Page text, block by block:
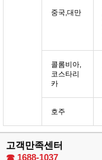
중국,대만
콜롬비아,
코스타리
카
호주
고객만족센터
☎ 1688-1037